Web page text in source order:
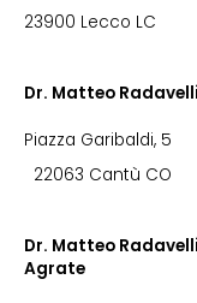
23900 Lecco LC
Dr. Matteo
Piazza Garibaldi, 5
22063 Cantù CO
Dr. Matteo
Agrate